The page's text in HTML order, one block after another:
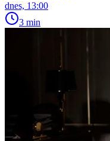
dnes, 13:00
3 min